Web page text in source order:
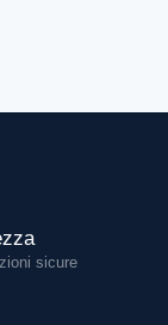
sicure